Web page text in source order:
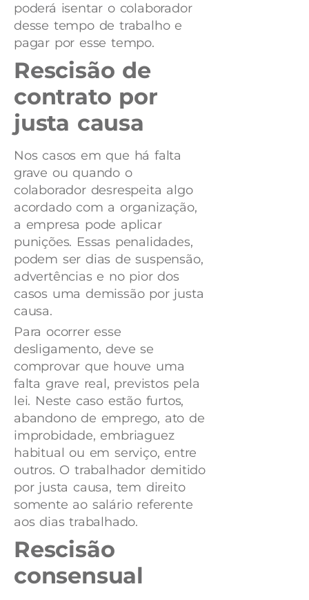
poderá isentar o colaborador
desse tempo de trabalho e
pagar por esse tempo.
Rescisão de
contrato por
justa causa
Nos casos em que há falta
grave ou quando o
colaborador desrespeita algo
acordado com a organização,
a empresa pode aplicar
punições. Essas penalidades,
podem ser dias de suspensão,
advertências e no pior dos
casos uma demissão por justa
causa.
Para ocorrer esse
desligamento, deve se
comprovar que houve uma
falta grave real, previstos pela
lei. Neste caso estão furtos,
abandono de emprego, ato de
improbidade, embriaguez
habitual ou em serviço, entre
outros. O trabalhador demitido
por justa causa, tem direito
somente ao salário referente
aos dias trabalhado.
Rescisão
consensual